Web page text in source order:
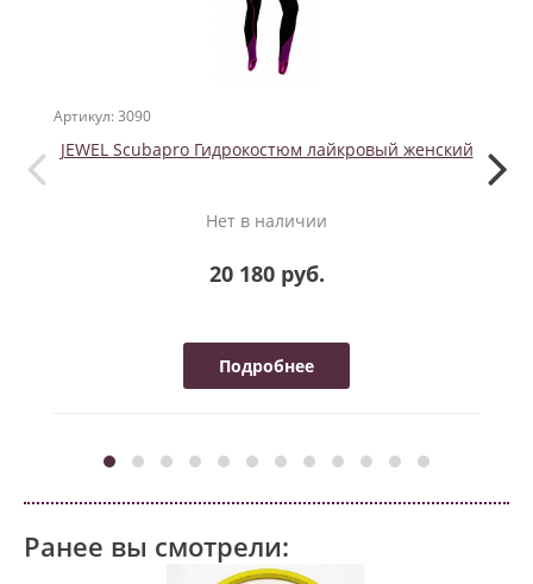
Артикул: 3090
JEWEL Scubapro Гидрокостюм лайкровый женский
Нет в наличии
20 180 руб.
Подробнее
Ранее вы смотрели: